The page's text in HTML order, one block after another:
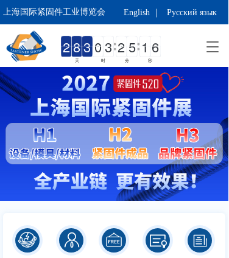
English ｜ Русский язык
上海国际紧固件工业博览会
T
n
v
i
g
n
天 时 分 秒
按钮